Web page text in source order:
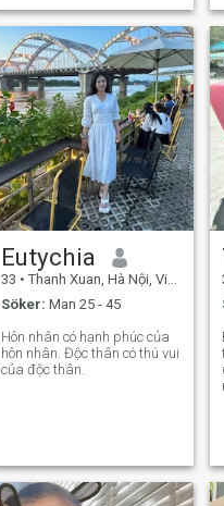
Eutychia
33 • Thanh Xuan, Hà Nội, Vietnam
Söker: Man 25 - 45
Hôn nhân có hạnh phúc của
hôn nhân. Độc thân có thú vui
của độc thân.